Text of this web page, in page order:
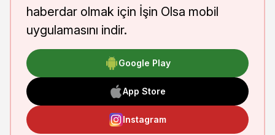
haberdar olmak için İşin Olsa mobil
uygulamasını indir.
Google Play
App Store
Instagram